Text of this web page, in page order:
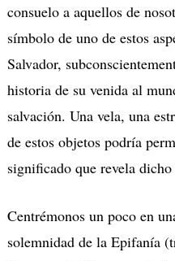
consuelo a aquellos de
símbolo de uno de estos
Salvador,
historia de su venida al
salvación. Una vela, una
de estos objetos podría
significado que revela
Centrémonos un poco en
solemnidad de la Epifanía